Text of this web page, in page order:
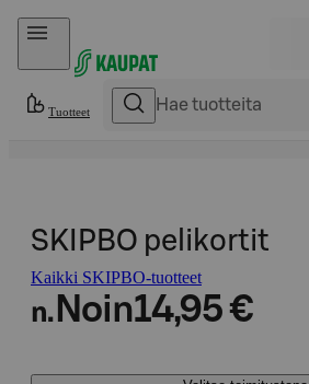
Hyppää sisältöön
Tuotteet
SKIPBO pelikortit
Kaikki SKIPBO-tuotteet
n. Noin14,95 €